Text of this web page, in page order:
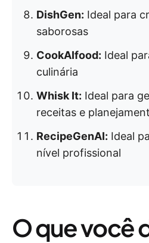
DishGen: Ideal para
saborosas
CookAIfood: Ideal
culinária
Whisk It: Ideal para
receitas e
RecipeGenAI: Ideal
nível profissional
O que você